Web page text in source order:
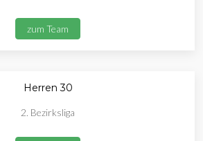
zum Team
Herren 30
2. Bezirksliga